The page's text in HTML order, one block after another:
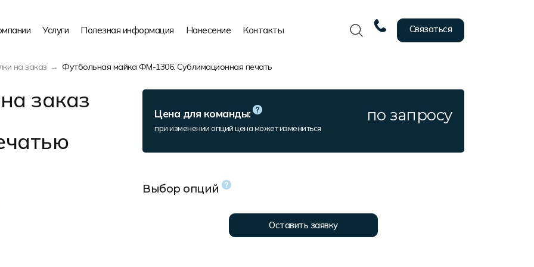
Услуги Полезная информация Нанесение Контакты Связаться
на заказ Футбольная майка ФМ-1306. Сублимационная печать
заказ
Цена для команды:
при изменении опций цена может измениться
по запросу
Выбор опций
Оставить заявку